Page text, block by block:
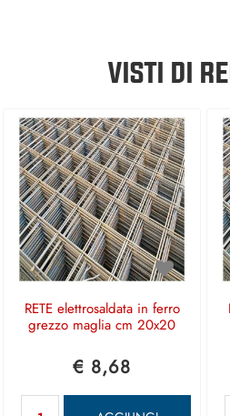
VISTI DI
RETE elettrosaldata in ferro
grezzo maglia cm 20x20
€ 8,68